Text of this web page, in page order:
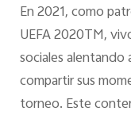
En 2021, como
UEFA 2020TM,
sociales alentando
compartir sus
torneo. Este